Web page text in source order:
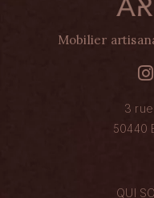
Mobilier
3
50440
QUI